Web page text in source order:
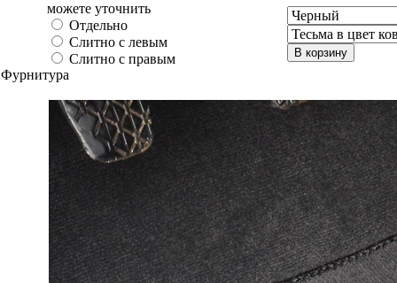
можете уточнить
Отдельно
Слитно с левым
Слитно с правым
В корзину
Фурнитура